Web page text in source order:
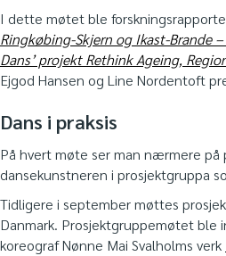
I dette møtet ble
Ringkøbing-Skjern og Ikast-Brande
Dans’ projekt Rethink Ageing,
Ejgod Hansen og Line Nordentoft
Dans i praksis
På hvert møte ser man nærmere på
dansekunstneren i prosjektgruppa
Tidligere i september møttes
Danmark. Prosjektgruppemøtet ble
koreograf Nønne Mai Svalholms verk